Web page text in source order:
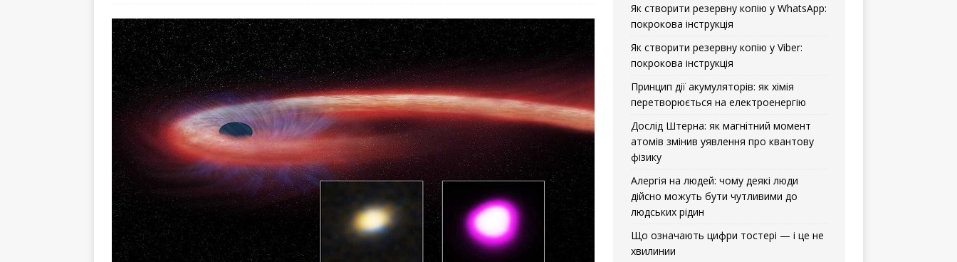
Як створити резервну копію у WhatsApp:
покрокова інструкція
Як створити резервну копію у Viber:
покрокова інструкція
Принцип дії акумуляторів: як хімія
перетворюється на електроенергію
Дослід Штерна: як магнітний момент
атомів змінив уявлення про квантову
фізику
Алергія на людей: чому деякі люди
дійсно можуть бути чутливими до
людських рідин
Що означають цифри тостері — і це не
хвилинии